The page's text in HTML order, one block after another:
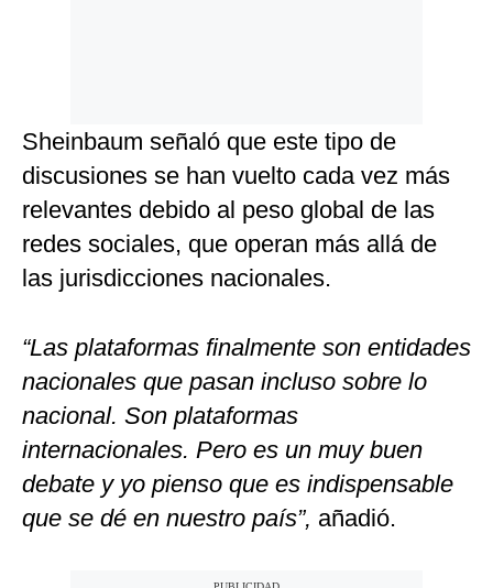
Sheinbaum señaló que este tipo de
discusiones se han vuelto cada vez más
relevantes debido al peso global de las
redes sociales, que operan más allá de
las jurisdicciones nacionales.
“Las plataformas finalmente son entidades
nacionales que pasan incluso sobre lo
nacional. Son plataformas
internacionales. Pero es un muy buen
debate y yo pienso que es indispensable
que se dé en nuestro país”, añadió.